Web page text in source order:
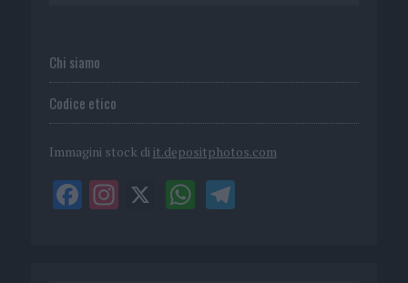
Chi siamo
Codice etico
Immagini stock di it.depositphotos.com